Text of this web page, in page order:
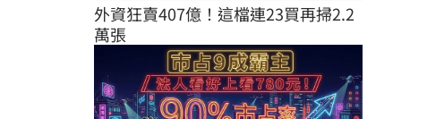
外資狂賣407億！這檔連23買再掃2.2
萬張